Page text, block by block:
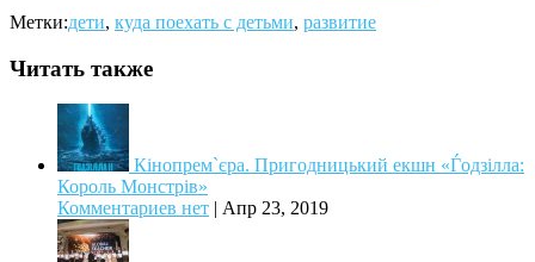
Метки:дети, куда поехать с детьми, развитие
Читать также
Кінопрем`єра. Пригодницький екшн «Ѓодзілла:
Король Монстрів»
Комментариев нет | Апр 23, 2019